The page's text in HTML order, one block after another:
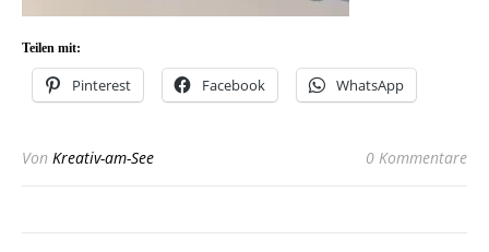
Teilen mit:
Pinterest Facebook WhatsApp
Von Kreativ-am-See 0 Kommentare